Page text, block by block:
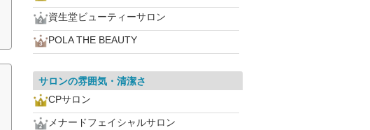
資生堂ビューティーサロン
POLA THE BEAUTY
サロンの雰囲気・清潔さ
CPサロン
メナードフェイシャルサロン